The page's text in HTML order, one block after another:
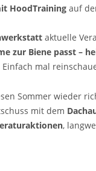
HoodTrainingauf
aktuelle
zur Biene passt –
Einfach mal
Sommer wieder
mit dem
,